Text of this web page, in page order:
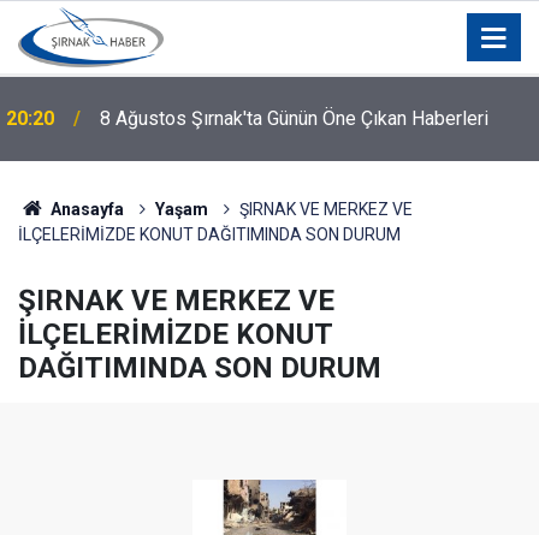
20:20 8 Ağustos Şırnak'ta Günün Öne Çıkan Haberleri
Anasayfa Yaşam
ŞIRNAK VE MERKEZ VE
İLÇELERİMİZDE KONUT DAĞITIMINDA SON DURUM
ŞIRNAK VE MERKEZ VE
İLÇELERİMİZDE KONUT
DAĞITIMINDA SON DURUM